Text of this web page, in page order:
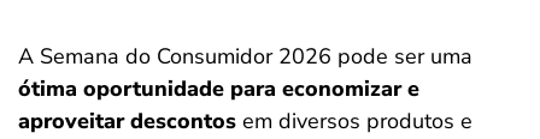
A Semana do Consumidor 2026 pode ser uma
ótima oportunidade para economizar e
aproveitar descontos em diversos produtos e